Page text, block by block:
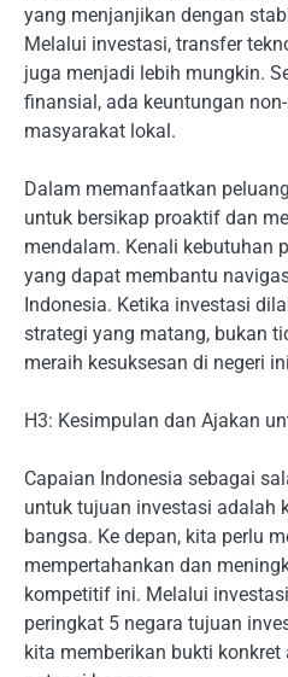
yang menjanjikan dengan
Melalui investasi, transfer
juga menjadi lebih mungkin.
finansial, ada keuntungan
masyarakat lokal.
Dalam memanfaatkan
untuk bersikap proaktif dan
mendalam. Kenali kebutuhan
yang dapat membantu
Indonesia. Ketika investasi
strategi yang matang, bukan
meraih kesuksesan di negeri
H3: Kesimpulan dan Ajakan
Capaian Indonesia sebagai
untuk tujuan investasi adalah
bangsa. Ke depan, kita perlu
mempertahankan dan
kompetitif ini. Melalui
peringkat 5 negara tujuan
kita memberikan bukti